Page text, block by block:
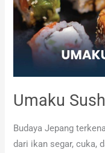
Umaku
Budaya Jepang
dari ikan segar, cuka,